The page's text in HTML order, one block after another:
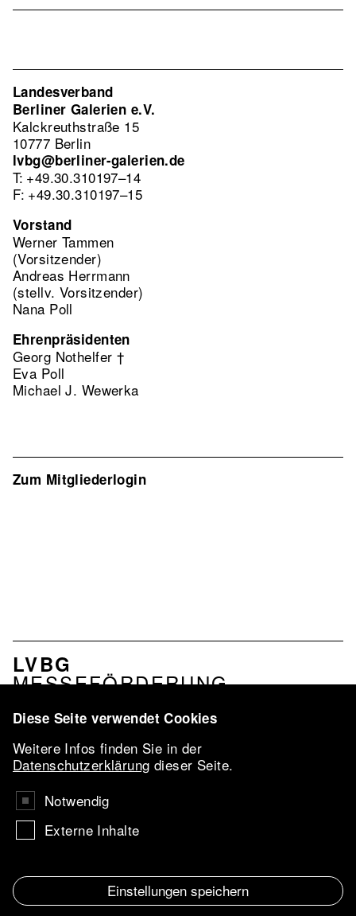
Zum Mitgliederlogin
Landesverband
Berliner Galerien e.V.
Kalckreuthstraße 15
10777 Berlin
lvbg@berliner-galerien.de
T: +49.30.310197–14
F: +49.30.310197–15
Vorstand
Werner Tammen
(Vorsitzender)
Andreas Herrmann
(stellv. Vorsitzender)
Nana Poll
Ehrenpräsidenten
Georg Nothelfer †
Eva Poll
Michael J. Wewerka
NAVIGATION
VERBAND
LVBG
MESSEFÖRDERUNG
LEISTUNGEN
NETZWERK
LVBG-
KONFERENZ
2026
VBKI-PREIS
UKRAINE
RESIDENCE
Diese Seite verwendet Cookies
Weitere Infos finden Sie in der
Datenschutzerklärung dieser Seite.
Notwendig
Externe Inhalte
Einstellungen speichern